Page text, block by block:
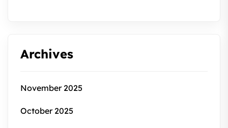
Archives
November 2025
October 2025